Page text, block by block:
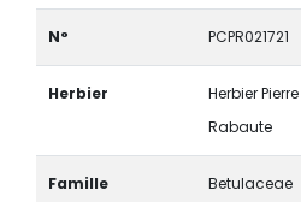
N° PCPR021721
Herbier
Herbier
Rabaute
Famille Betulaceae